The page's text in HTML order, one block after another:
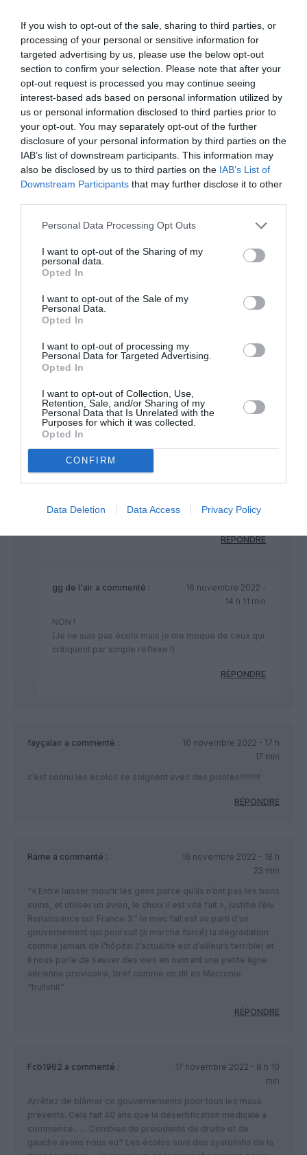
If you wish to opt-out of the sale, sharing to third parties, or
processing of your personal or sensitive information for
targeted advertising by us, please use the below opt-out
section to confirm your selection. Please note that after your
opt-out request is processed you may continue seeing
interest-based ads based on personal information utilized by
us or personal information disclosed to third parties prior to
your opt-out. You may separately opt-out of the further
disclosure of your personal information by third parties on the
IAB’s list of downstream participants. This information may
also be disclosed by us to third parties on the IAB’s List of
Downstream Participants that may further disclose it to other
Personal Data Processing Opt Outs
I want to opt-out of the Sharing of my
personal data.
Opted In
I want to opt-out of the Sale of my
Personal Data.
Opted In
I want to opt-out of processing my
Personal Data for Targeted Advertising.
Opted In
I want to opt-out of Collection, Use,
Retention, Sale, and/or Sharing of my
Personal Data that Is Unrelated with the
Purposes for which it was collected.
Opted In
CONFIRM
Data Deletion Data Access Privacy Policy
fonctionnaires à créer en perspective!
RÉPONDRE
Toutefois… a commenté
16 novembre
2022 - 15 h 28 min
Complément d’info concernant le contrôle
local d’aérodrome : seul le CLA doit être
présent sur place. L’approche IFR radar
peut être elle effectuée par la salle radar
duquel l’appareil est transféré aux
RÉPONDRE
Yenamarrea commenté :
16 novembre 2022 - 13 h
20 min
tout le monde…. “non, non, non”, ils n’ont que ça à la bouche
RÉPONDRE
bruno lecolo a commenté :
13 h 48 min
avoir !
RÉPONDRE
gg de l'air a commenté :
16 novembre 2022 -
14 h 11 min
NON !
(Je ne suis pas écolo mais je me moque de ceux qui
critiquent par simple réflexe !)
RÉPONDRE
fayçalair a commenté :
16 novembre 2022 - 17 h
17 min
c’est connu les ecolos se soignent avec des plantes!!!!!!!!!!
RÉPONDRE
Rame a commenté :
16 novembre 2022 - 18 h
23 min
“« Entre laisser mourir les gens parce qu’ils n’ont pas les bons
soins, et utiliser un avion, le choix il est vite fait », justifie l’élu
Renaissance sur France 3.” le mec fait est au parti d’un
gouvernement qui poursuit (à marche forcé) la dégradation
comme jamais de l’hôpital (l’actualité est d’ailleurs terrible) et
il nous parle de sauver des vies en ouvrant une petite ligne
aérienne provisoire, bref comme on dit en Macronie
“bullshit”
RÉPONDRE
Fcb1962 a commenté :
17 novembre 2022 - 8 h 10
min
Arrêtez de blâmer ce gouvernements pour tous les maux
présents. Cela fait 40 ans que la désertification médicale a
commencé.. … Combien de présidents de droite et de
gauche avons nous eu? Les écolos sont des ayatollahs de la